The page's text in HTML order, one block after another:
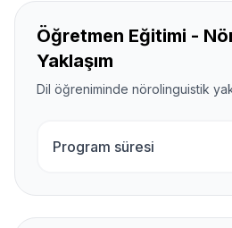
Öğretmen Eğitimi -
Yaklaşım
Dil öğreniminde nörolinguistik
Program süresi